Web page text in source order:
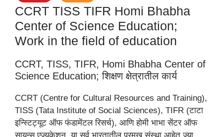
CCRT TISS TIFR Homi Bhabha
Center of Science Education;
Work in the field of education
CCRT, TISS, TIFR, Homi Bhabha Center of
Science Education; शिक्षण क्षेत्रातील कार्य
CCRT (Centre for Cultural Resources and Training),
TISS (Tata Institute of Social Sciences), TIFR (टाटा
इन्स्टिट्यूट ऑफ फंडामेंटल रिसर्च), आणि होमी भाभा सेंटर ऑफ